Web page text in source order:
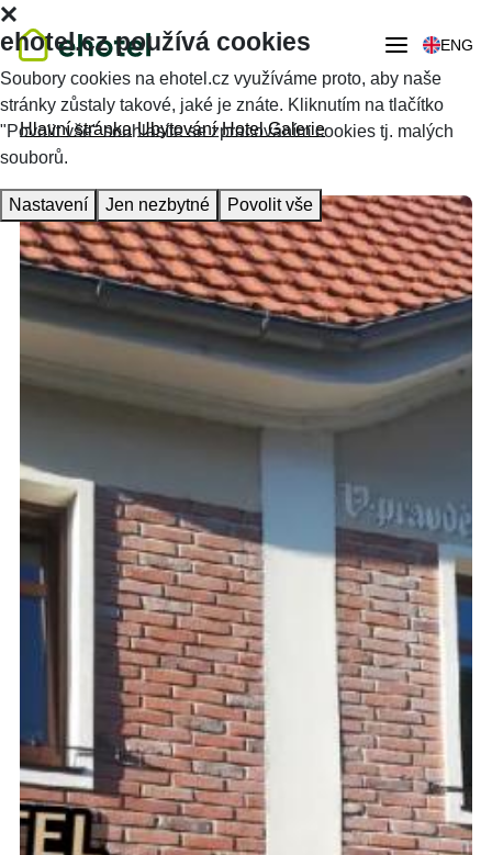
ENG
Hlavní stránka Ubytování Hotel Galerie
ehotel.cz používá cookies
Soubory cookies na ehotel.cz využíváme proto, aby naše
stránky zůstaly takové, jaké je znáte. Kliknutím na tlačítko
"Povolit vše" souhlasíte se zpracováním cookies tj. malých
souborů.
Nastavení Jen nezbytné Povolit vše